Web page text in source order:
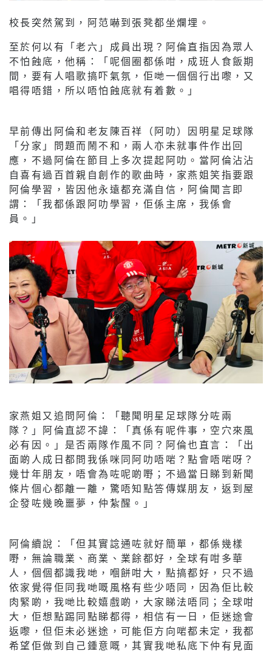
校長突然駕到，阿范嚇到張凳都坐爛埋。
至於何以有「老六」成員出現？阿倫直指因為眾人
不怕蝕底，他稱：「呢個圈都係咁，成班人食飯期
間，要有人唱歌搞吓氣氛，佢哋一個個行出嚟，又
唱得唔錯，所以唔怕蝕底就有着數。」
早前傳出阿倫和老友陳百祥（阿叻）因明星足球隊
「分家」問題而鬧不和，兩人亦未就事件作出回
應，不過阿倫在節目上多次提起阿叻。當阿倫沾沾
自喜有過百首親自創作的歌曲時，家燕姐笑指要跟
阿倫學習，皆因他永遠都充滿自信，阿倫聞言即
謂：「我都係跟阿叻學習，佢係主席，我係會
員。」
家燕姐又追問阿倫：「聽聞明星足球隊分咗兩
隊？」阿倫直認不諱：「真係有呢件事，空穴來風
必有因。」是否兩隊作風不同？阿倫也直言：「出
面啲人成日都問我係咪同阿叻唔啱？點會唔啱呀？
幾廿年朋友，唔會為咗呢啲嘢；不過當日睇到新聞
條片個心都離一離，驚唔知點答傳媒朋友，返到屋
企發咗幾晚噩夢，仲紮醒。」
阿倫續說：「但其實諗通咗就好簡單，都係幾樣
嘢，無論職業、商業、業餘都好，全球有咁多華
人，個個都識我哋，嗰餅咁大，點搞都好，只不過
依家覺得佢同我哋嘅風格有些少唔同，因為佢比較
肉緊啲，我哋比較嬉戲啲，大家睇法唔同；全球咁
大，佢想點踢同點睇都得，相信有一日，佢迷途會
返嚟，但佢未必迷途，可能佢方向啱都未定，我都
希望佢做到自己鍾意嘅，其實我哋私底下仲有見面